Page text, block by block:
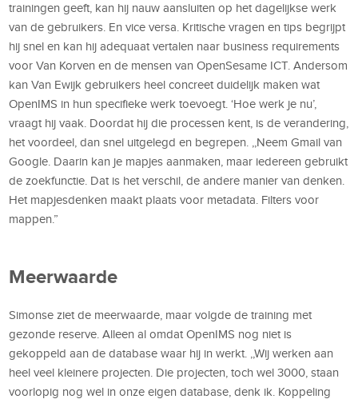
trainingen geeft, kan hij nauw aansluiten op het dagelijkse werk
van de gebruikers. En vice versa. Kritische vragen en tips begrijpt
hij snel en kan hij adequaat vertalen naar business requirements
voor Van Korven en de mensen van OpenSesame ICT. Andersom
kan Van Ewijk gebruikers heel concreet duidelijk maken wat
OpenIMS in hun specifieke werk toevoegt. ‘Hoe werk je nu’,
vraagt hij vaak. Doordat hij die processen kent, is de verandering,
het voordeel, dan snel uitgelegd en begrepen. ,,Neem Gmail van
Google. Daarin kan je mapjes aanmaken, maar iedereen gebruikt
de zoekfunctie. Dat is het verschil, de andere manier van denken.
Het mapjesdenken maakt plaats voor metadata. Filters voor
mappen.”
Meerwaarde
Simonse ziet de meerwaarde, maar volgde de training met
gezonde reserve. Alleen al omdat OpenIMS nog niet is
gekoppeld aan de database waar hij in werkt. ,,Wij werken aan
heel veel kleinere projecten. Die projecten, toch wel 3000, staan
voorlopig nog wel in onze eigen database, denk ik. Koppeling